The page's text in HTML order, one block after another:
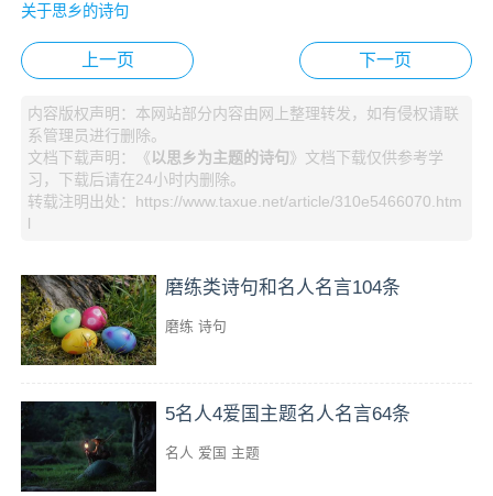
关于思乡的诗句
上一页 下一页
内容版权声明：本网站部分内容由网上整理转发，如有侵权请联
系管理员进行删除。
文档下载声明：《 以思乡为主题的诗句》文档下载仅供参考学
习，下载后请在24小时内删除。
转载注明出处：https://www.taxue.net/article/310e5466070.htm
l
磨练类诗句和名人名言104条
磨练 诗句
5名人4爱国主题名人名言64条
名人 爱国 主题